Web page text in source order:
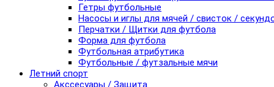
Гетры футбольные
Насосы и иглы для мячей / свисток /
Перчатки / Щитки для футбола
Форма для футбола
Футбольная атрибутика
Футбольные / футзальные мячи
Летний спорт
Акссесуары / Защита